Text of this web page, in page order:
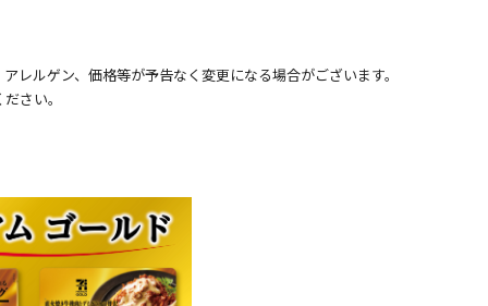
ルゲン、価格等が予告なく変更になる場合がございます。
さい。